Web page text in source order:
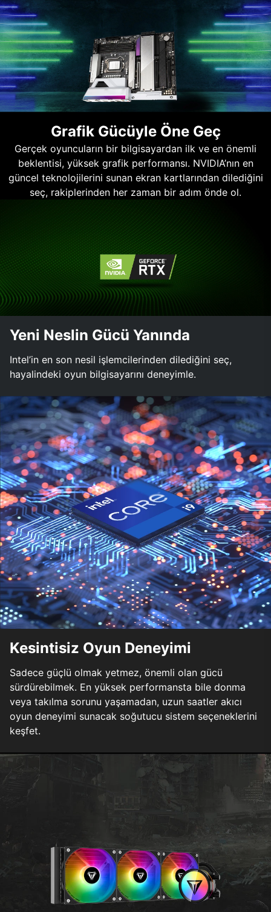
Grafik Gücüyle Öne Geç
Gerçek oyuncuların bir bilgisayardan ilk ve en önemli
beklentisi, yüksek grafik performansı. NVIDIA’nın en
güncel teknolojilerini sunan ekran kartlarından dilediğini
seç, rakiplerinden her zaman bir adım önde ol.
Yeni Neslin Gücü Yanında
Intel’in en son nesil işlemcilerinden dilediğini seç,
hayalindeki oyun bilgisayarını deneyimle.
Kesintisiz Oyun Deneyimi
Sadece güçlü olmak yetmez, önemli olan gücü
sürdürebilmek. En yüksek performansta bile donma
veya takılma sorunu yaşamadan, uzun saatler akıcı
oyun deneyimi sunacak soğutucu sistem seçeneklerini
keşfet.